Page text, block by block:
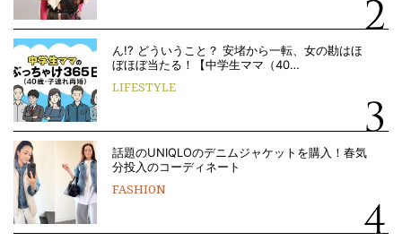
ん!? どういうこと？ 安堵から一転、女の勘はほ
ぼほぼ当たる！【中学生ママ（40…
LIFESTYLE
話題のUNIQLOのデニムジャケットを購入！春気
分投入のコーディネート
FASHION